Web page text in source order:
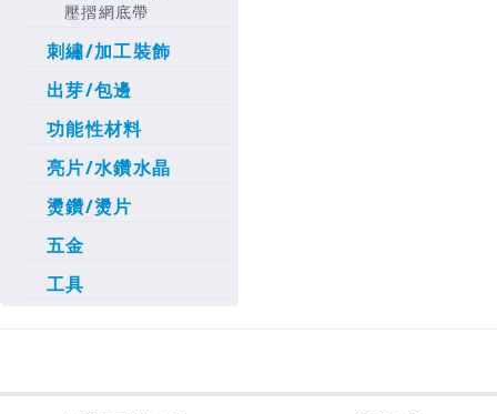
壓摺網底帶
刺繡/加工裝飾
出芽/包邊
功能性材料
亮片/水鑽水晶
燙鑽/燙片
五金
工具